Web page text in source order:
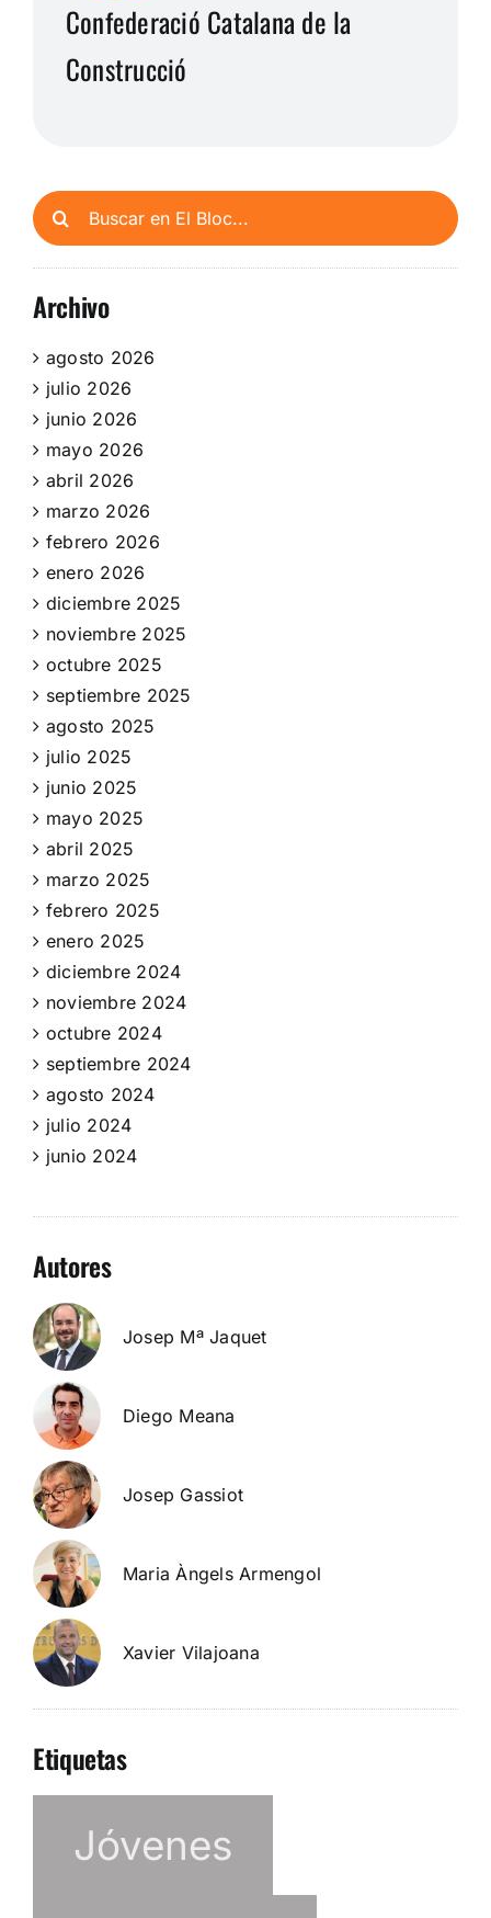
Confederació Catalana de la
Construcció
Buscar:
Archivo
agosto 2026
julio 2026
junio 2026
mayo 2026
abril 2026
marzo 2026
febrero 2026
enero 2026
diciembre 2025
noviembre 2025
octubre 2025
septiembre 2025
agosto 2025
julio 2025
junio 2025
mayo 2025
abril 2025
marzo 2025
febrero 2025
enero 2025
diciembre 2024
noviembre 2024
octubre 2024
septiembre 2024
agosto 2024
julio 2024
junio 2024
Autores
Josep Mª Jaquet
Diego Meana
Josep Gassiot
Maria Àngels Armengol
Xavier Vilajoana
Etiquetas
Jóvenes